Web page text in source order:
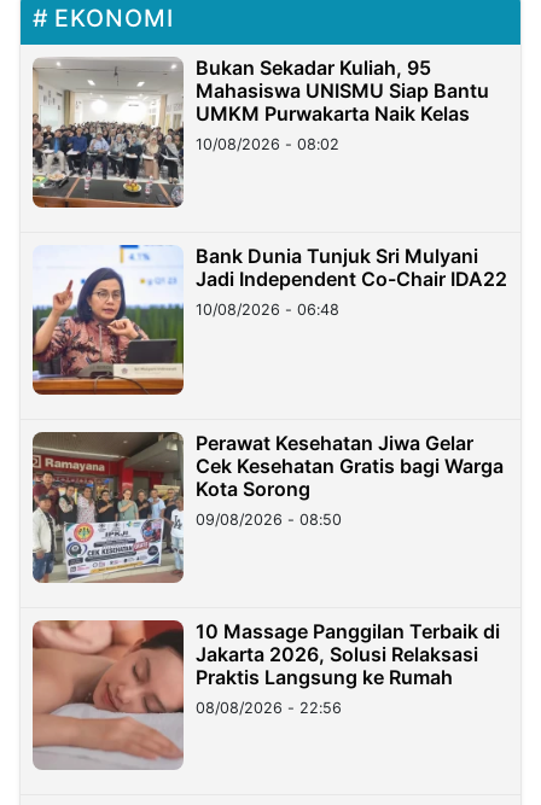
EKONOMI
Bukan Sekadar Kuliah, 95
Mahasiswa UNISMU Siap Bantu
UMKM Purwakarta Naik Kelas
10/08/2026 - 08:02
Bank Dunia Tunjuk Sri Mulyani
Jadi Independent Co-Chair IDA22
10/08/2026 - 06:48
Perawat Kesehatan Jiwa Gelar
Cek Kesehatan Gratis bagi Warga
Kota Sorong
09/08/2026 - 08:50
10 Massage Panggilan Terbaik di
Jakarta 2026, Solusi Relaksasi
Praktis Langsung ke Rumah
08/08/2026 - 22:56